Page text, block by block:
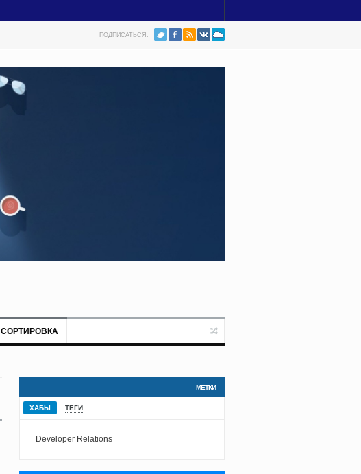
ПОДПИСАТЬСЯ:
СОРТИРОВКА
МЕТКИ
ХАБЫ ТЕГИ
Developer Relations